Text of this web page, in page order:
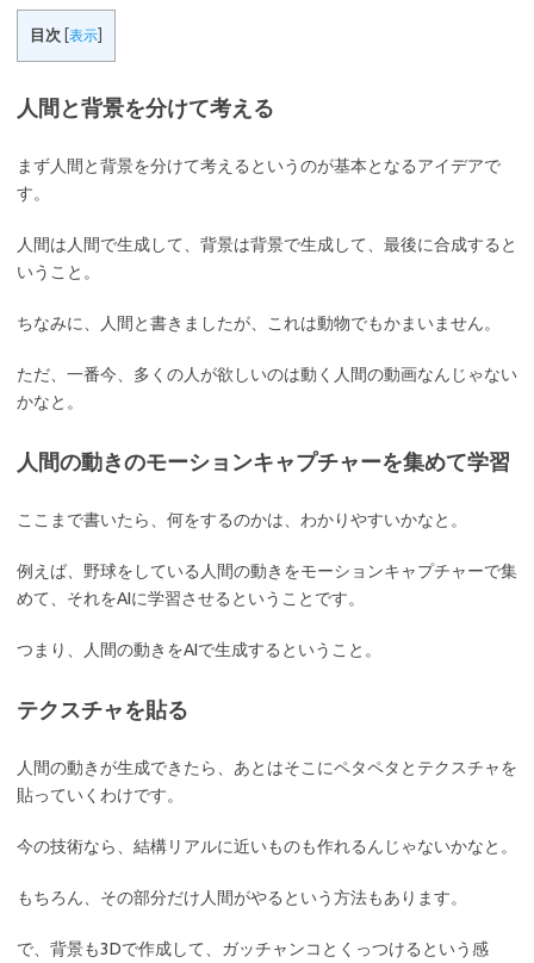
目次 表示
人間と背景を分けて考える
まず人間と背景を分けて考えるというのが基本となるアイデアで
す。
人間は人間で生成して、背景は背景で生成して、最後に合成すると
いうこと。
ちなみに、人間と書きましたが、これは動物でもかまいません。
ただ、一番今、多くの人が欲しいのは動く人間の動画なんじゃない
かなと。
人間の動きのモーションキャプチャーを集めて学習
ここまで書いたら、何をするのかは、わかりやすいかなと。
例えば、野球をしている人間の動きをモーションキャプチャーで集
めて、それをAIに学習させるということです。
つまり、人間の動きをAIで生成するということ。
テクスチャを貼る
人間の動きが生成できたら、あとはそこにペタペタとテクスチャを
貼っていくわけです。
今の技術なら、結構リアルに近いものも作れるんじゃないかなと。
もちろん、その部分だけ人間がやるという方法もあります。
で、背景も3Dで作成して、ガッチャンコとくっつけるという感